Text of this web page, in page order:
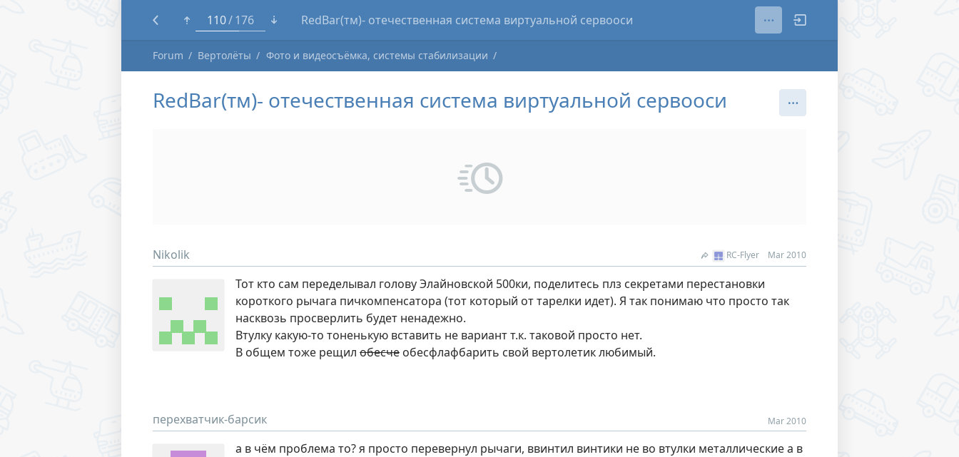
80 176 Tracker Forum Blogs Clubs Market
Forum Вертолёты Фото и видеосъёмка, системы стабилизации
RedBar(тм)- отечественная система виртуальной сервооси
Nikolik RC-Flyer Mar 2010
Тот кто сам переделывал голову Элайновской 500ки, поделитесь плз секретами перестановки
короткого рычага пичкомпенсатора (тот который от тарелки идет). Я так понимаю что просто так
насквозь просверлить будет ненадежно.
Втулку какую-то тоненькую вставить не вариант т.к. таковой просто нет.
В общем тоже рещил обесче обесфлафбарить свой вертолетик любимый.
перехватчик-барсик Mar 2010
а в чём проблема то? я просто перевернул рычаги, ввинтил винтики не во втулки металлические а в